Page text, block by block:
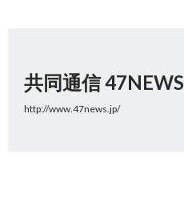
共同通信 47NEWS
http://www.47news.jp/